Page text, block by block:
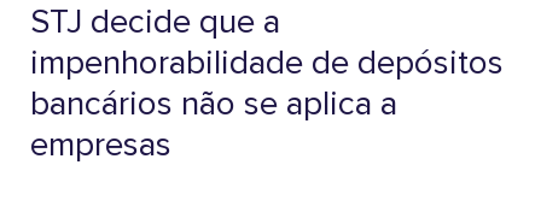
STJ decide que a
impenhorabilidade de depósitos
bancários não se aplica a
empresas